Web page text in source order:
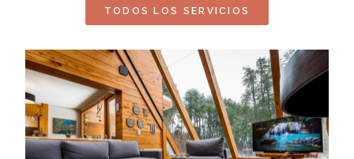
TODOS LOS SERVICIOS